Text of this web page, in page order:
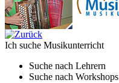
Ich suche Musikunterricht
Suche nach Lehrern
Suche nach Workshops